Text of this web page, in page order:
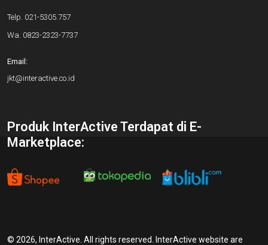
Telp. 021-5305.757
Wa. 0823-2323-7737
Email:
jkt@interactive.co.id
Produk InterActive Terdapat di E-
Marketplace:
© 2026, InterActive. All rights reserved. InterActive website are